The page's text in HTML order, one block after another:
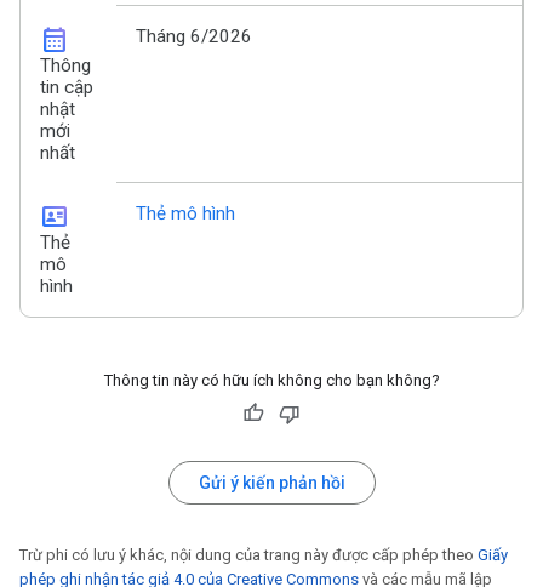
calendar_month
Thông
tin cập
nhật
mới
nhất
Tháng 6/2026
id_card
Thẻ
mô
hình
Thẻ mô hình
Thông tin này có hữu ích không cho bạn không?
Gửi ý kiến phản hồi
Trừ phi có lưu ý khác, nội dung của trang này được cấp phép theo Giấy
phép ghi nhận tác giả 4.0 của Creative Commons và các mẫu mã lập